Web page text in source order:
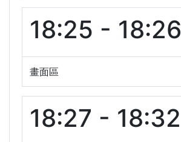
18:25 - 18:26
畫面區
18:27 - 18:32